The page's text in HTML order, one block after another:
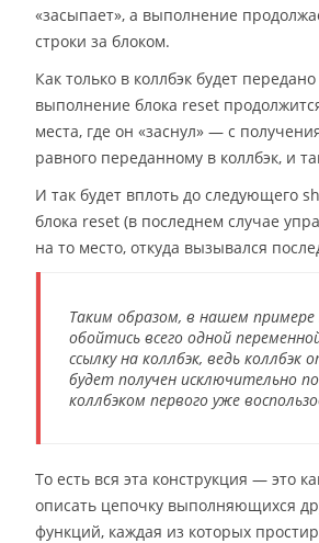
«засыпает», а выполнение
строки за блоком.
Как только в коллбэк будет
выполнение блока reset
места, где он «заснул» — с
равного переданному в коллбэк, и
И так будет вплоть до следующего
блока reset (в последнем случае
на то место, откуда вызывался
Таким образом, в нашем
обойтись всего одной
ссылку на коллбэк, ведь коллбэк
будет получен исключительно
коллбэком первого уже
То есть вся эта конструкция — это
описать цепочку выполняющихся
функций, каждая из которых